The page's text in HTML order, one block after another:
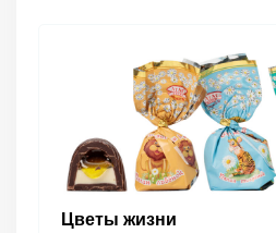
Цветы жизни